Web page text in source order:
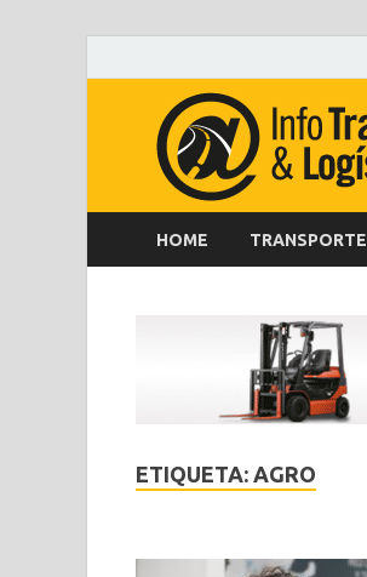
HOME TRANSPORTE
ETIQUETA: AGRO